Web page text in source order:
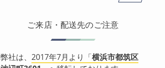
ご来店・配送先のご注意
弊社は、 2017年7月より「横浜市都筑区